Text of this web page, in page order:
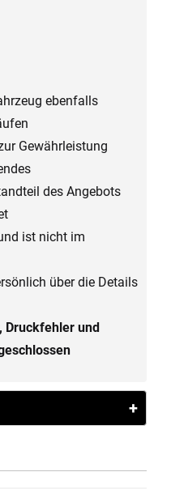
ebenfalls
Gewährleistung
des Angebots
ist nicht im
über die Details
Druckfehler und